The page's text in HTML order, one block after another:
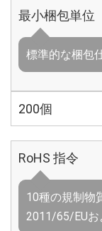
最小梱包単位
標準的な梱包
200個
RoHS 指令
10種の規制物
2011/65/EUお